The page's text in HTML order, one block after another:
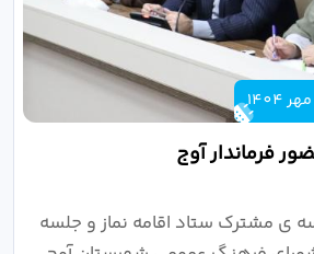
فرماندار آوج
ی مشترک ستاد اقامه نماز و جلسه